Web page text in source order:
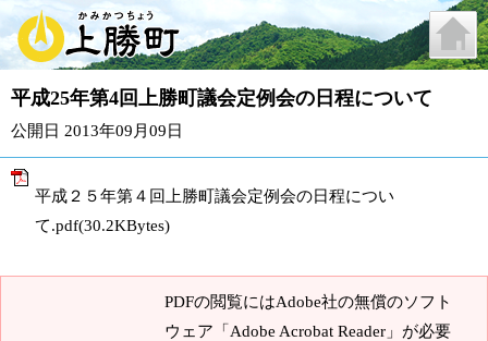
平成25年第4回上勝町議会定例会の日程について
公開日 2013年09月09日
平成２５年第４回上勝町議会定例会の日程につい
て.pdf(30.2KBytes)
PDFの閲覧にはAdobe社の無償のソフト
ウェア「Adobe Acrobat Reader」が必要